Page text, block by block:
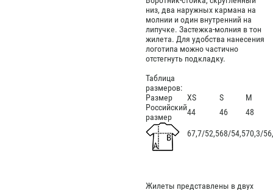
низ, два наружных кармана на
молнии и один внутренний на
липучке. Застежка-молния в тон
жилета. Для удобства нанесения
логотипа можно частично
отстегнуть подкладку.
Таблица
размеров:
Размер
XS S
M
Российский
размер
44 46 48
67,7/52,568/54,570,3/
Жилеты представлены в двух